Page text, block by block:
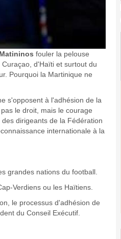
Matininos fouler la pelouse
d'Haïti et surtout du
Pourquoi la Martinique ne
s'opposent à l'adhésion de la
le droit, mais le courage
dirigeants de la Fédération
internationale à la
grandes nations du football.
Verdiens ou les Haïtiens.
le processus d'adhésion de
du Conseil Exécutif.